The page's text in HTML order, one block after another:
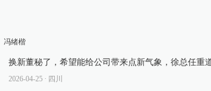
冯绪楷
换新董秘了，希望能给公司带来点新气象，徐总任重
2026-04-25 ∙ 四川